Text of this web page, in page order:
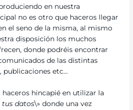
en nuestra
no es otro que haceros llegar
el seno de la misma, al mismo
disposición los muchos
donde podréis encontrar
de las distintas
publicaciones etc…
hincapié en utilizar la
tus datos\» donde una vez